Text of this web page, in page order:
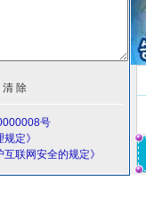
号
定》
联网安全的规定》